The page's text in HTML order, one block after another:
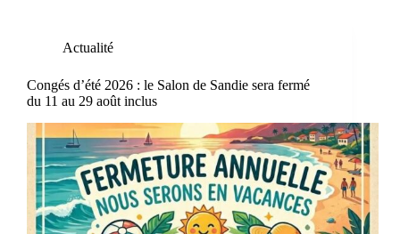
Actualité
Congés d’été 2026 : le Salon de Sandie sera fermé
du 11 au 29 août inclus